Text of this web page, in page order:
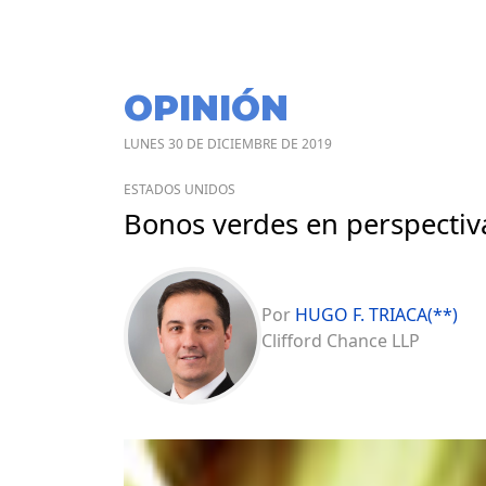
OPINIÓN
LUNES 30 DE DICIEMBRE DE 2019
ESTADOS UNIDOS
Bonos verdes en
Por HUGO F. TRIACA(**)
Clifford Chance LLP